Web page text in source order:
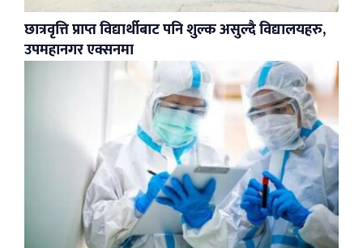
छात्रवृत्ति प्राप्त विद्यार्थीबाट पनि शुल्क असुल्दै विद्यालयहरु,
उपमहानगर एक्सनमा